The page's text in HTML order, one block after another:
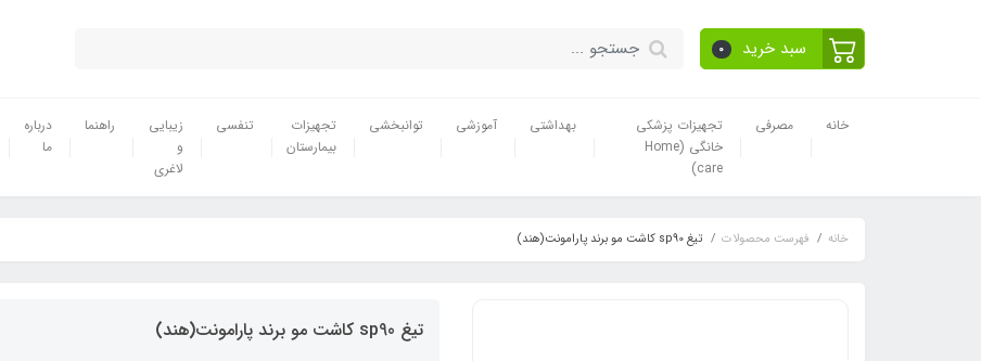
سبد خرید 0
خانه مصرفی
تجهیزات پزشکی
خانگی (Home
care)
بهداشتی آموزشی توانبخشی
تجهیزات
بیمارستان
تنفسی
زیبایی
و
لاغری
راهنما
درباره
ما
خانه فهرست محصولات تیغ sp90 کاشت مو برند پارامونت(هند)
تیغ sp90 کاشت مو برند پارامونت(هند)